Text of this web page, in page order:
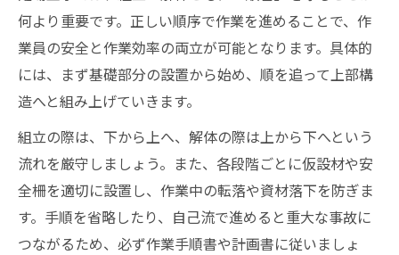
何より重要です。正しい順序で作業を進めることで、作
業員の安全と作業効率の両立が可能となります。具体的
には、まず基礎部分の設置から始め、順を追って上部構
造へと組み上げていきます。
組立の際は、下から上へ、解体の際は上から下へという
流れを厳守しましょう。また、各段階ごとに仮設材や安
全柵を適切に設置し、作業中の転落や資材落下を防ぎま
す。手順を省略したり、自己流で進めると重大な事故に
つながるため、必ず作業手順書や計画書に従いましょ